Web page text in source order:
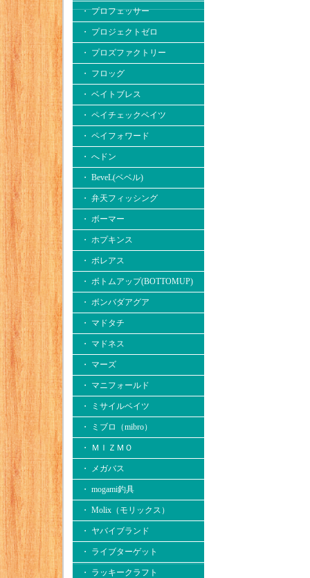
・ プロフェッサー
・ プロジェクトゼロ
・ プロズファクトリー
・ フロッグ
・ ベイトブレス
・ ペイチェックベイツ
・ ペイフォワード
・ へドン
・ BeveL(ベベル)
・ 弁天フィッシング
・ ボーマー
・ ホプキンス
・ ボレアス
・ ボトムアップ(BOTTOMUP)
・ ボンバダアグア
・ マドタチ
・ マドネス
・ マーズ
・ マニフォールド
・ ミサイルベイツ
・ ミブロ（mibro）
・ ＭＩＺＭＯ
・ メガバス
・ mogami釣具
・ Molix（モリックス）
・ ヤバイブランド
・ ライブターゲット
・ ラッキークラフト